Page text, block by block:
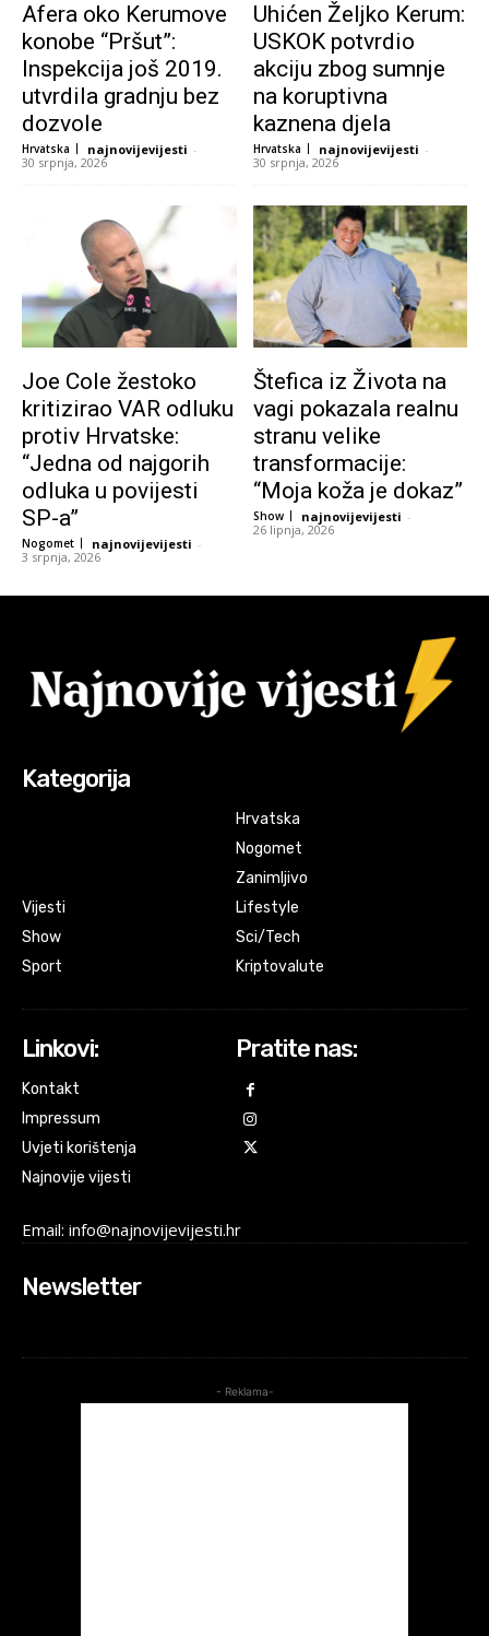
Afera oko Kerumove
konobe “Pršut”:
Inspekcija još 2019.
utvrdila gradnju bez
dozvole
Hrvatska najnovijevijesti -
30 srpnja, 2026
Uhićen Željko Kerum:
USKOK potvrdio
akciju zbog sumnje
na koruptivna
kaznena djela
Hrvatska najnovijevijesti -
30 srpnja, 2026
Joe Cole žestoko
kritizirao VAR odluku
protiv Hrvatske:
“Jedna od najgorih
odluka u povijesti
SP-a”
Nogomet najnovijevijesti -
3 srpnja, 2026
Štefica iz Života na
vagi pokazala realnu
stranu velike
transformacije:
“Moja koža je dokaz”
Show najnovijevijesti -
26 lipnja, 2026
Kategorija
Vijesti
Show
Sport
Hrvatska
Nogomet
Zanimljivo
Lifestyle
Sci/Tech
Kriptovalute
Linkovi:
Kontakt
Impressum
Uvjeti korištenja
Najnovije vijesti
Pratite nas:
Email: info@najnovijevijesti.hr
Newsletter
- Reklama-